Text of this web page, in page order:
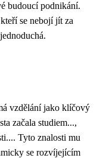
budoucí podnikání.
se nebojí jít za
vzdělání jako klíčový
začala studiem...,
Tyto znalosti mu
se rozvíjejícím